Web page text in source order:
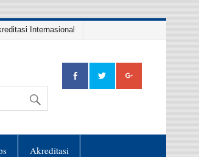
Internasional
Akreditasi